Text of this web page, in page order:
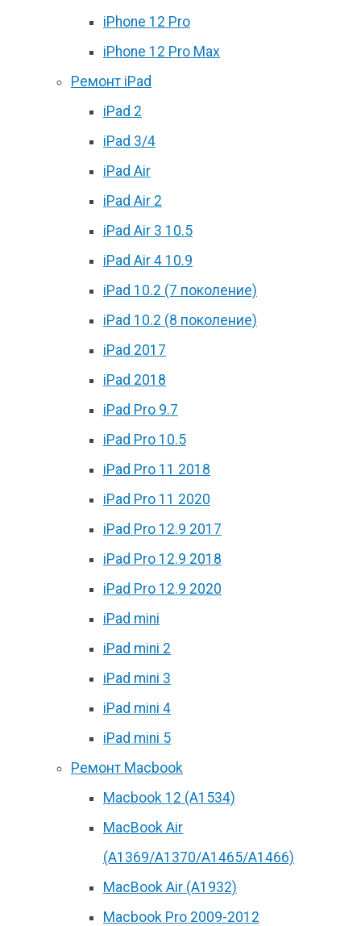
iPhone 12 Pro
iPhone 12 Pro Max
Ремонт iPad
iPad 2
iPad 3/4
iPad Air
iPad Air 2
iPad Air 3 10.5
iPad Air 4 10.9
iPad 10.2 (7 поколение)
iPad 10.2 (8 поколение)
iPad 2017
iPad 2018
iPad Pro 9.7
iPad Pro 10.5
iPad Pro 11 2018
iPad Pro 11 2020
iPad Pro 12.9 2017
iPad Pro 12.9 2018
iPad Pro 12.9 2020
iPad mini
iPad mini 2
iPad mini 3
iPad mini 4
iPad mini 5
Ремонт Macbook
Macbook 12 (А1534)
MacBook Air
(A1369/A1370/A1465/A1466)
MacBook Air (A1932)
Macbook Pro 2009-2012